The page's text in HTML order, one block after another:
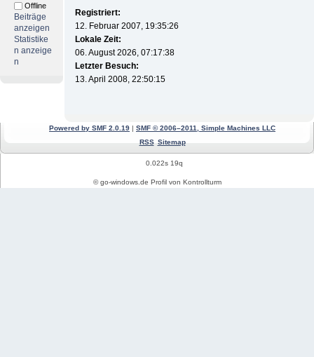
Offline
Beiträge
anzeigen
Statistike
n anzeige
n
Registriert:
12. Februar 2007, 19:35:26
Lokale Zeit:
06. August 2026, 07:17:38
Letzter Besuch:
13. April 2008, 22:50:15
Powered by SMF 2.0.19 | SMF © 2006–2011, Simple Machines LLC
RSS Sitemap
0.022s 19q
© go-windows.de Profil von Kontrollturm